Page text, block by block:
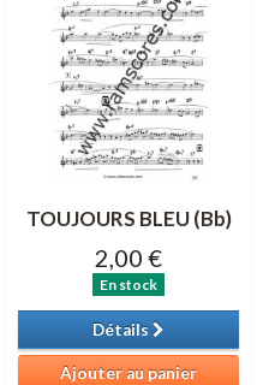
TOUJOURS BLEU (Bb)
2,00 €
En stock
Détails
Ajouter au panier